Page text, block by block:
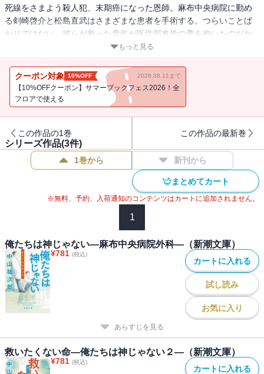
死線をさまよう殺人犯、末期癌になった恩師。麻布中央病院に勤め
る剣崎啓介と松島直武はさまざまな患者を手術する。つらいことば
かりではない。彼らが救った青年が医学部進学の夢を抱いたのだか
ら。夏のある日、剣崎は腹痛に襲われる。この症状は何だっけ？
腕外科医コンビの活躍を描く、医学エンターテインメント第２弾。
（解説・植田博樹）
もっと見る
クーポン対象 10%OFF 2026.08.11まで
【10%OFFクーポン】サマーブックフェス2026！全
フロアで使える
この作品の1巻 この作品の最新巻
シリーズ作品(3件)
1巻から 新刊から
まとめてカート
※無料、予約、入荷通知のコンテンツはカートに追加されません。
1
俺たちは神じゃない―麻布中央病院外科―（新潮文庫）
¥781 (税込)
カートに入れる
試し読み
お気に入り
あらすじを見る
救いたくない命―俺たちは神じゃない２―（新潮文庫）
¥781 (税込)
カートに入れる